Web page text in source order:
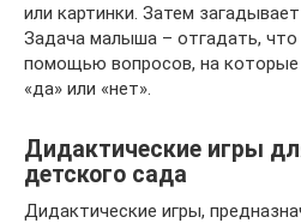
или картинки. Затем
Задача малыша – отгадать, что
помощью вопросов, на
«да» или «нет».
Дидактические игры
детского сада
Дидактические игры,